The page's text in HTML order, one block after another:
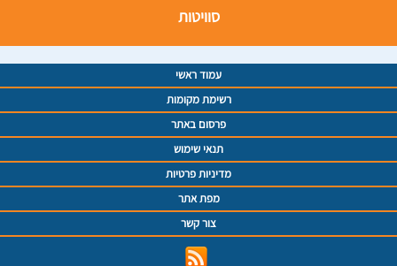
סוויטות
עמוד ראשי
רשימת מקומות
פרסום באתר
תנאי שימוש
מדיניות פרטיות
מפת אתר
צור קשר